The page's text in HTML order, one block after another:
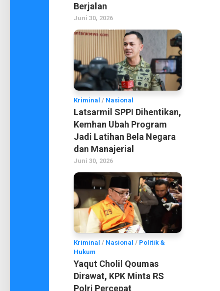
Berjalan
Juni 30, 2026
Kriminal / Nasional
Latsarmil SPPI Dihentikan,
Kemhan Ubah Program
Jadi Latihan Bela Negara
dan Manajerial
Juni 30, 2026
Kriminal / Nasional / Politik &
Hukum
Yaqut Cholil Qoumas
Dirawat, KPK Minta RS
Polri Percepat